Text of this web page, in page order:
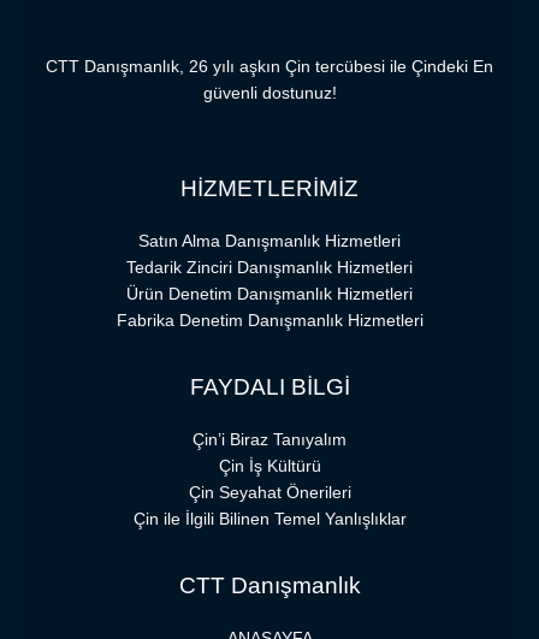
CTT Danışmanlık, 26 yılı aşkın Çin tercübesi ile Çindeki En
güvenli dostunuz!
HİZMETLERİMİZ
Satın Alma Danışmanlık Hizmetleri
Tedarik Zinciri Danışmanlık Hizmetleri
Ürün Denetim Danışmanlık Hizmetleri
Fabrika Denetim Danışmanlık Hizmetleri
FAYDALI BİLGİ
Çin’i Biraz Tanıyalım
Çin İş Kültürü
Çin Seyahat Önerileri
Çin ile İlgili Bilinen Temel Yanlışlıklar
CTT Danışmanlık